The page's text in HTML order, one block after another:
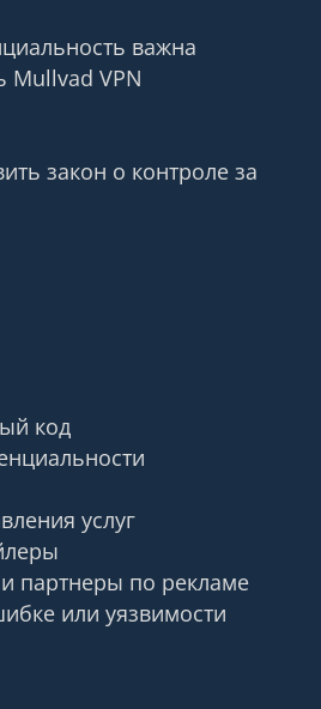
важна
VPN
закон о контроле за
код
услуг
партнеры по рекламе
или уязвимости